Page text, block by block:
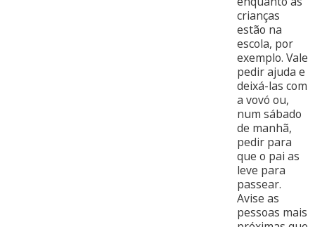
crianças
estão na
escola, por
exemplo. Vale
pedir ajuda e
deixá-las com
a vovó ou,
num sábado
de manhã,
pedir para
que o pai as
leve para
passear.
Avise as
pessoas mais